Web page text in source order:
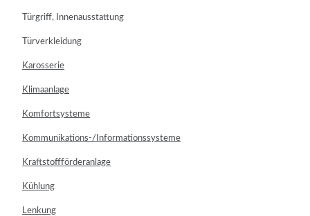
Türgriff, Innenausstattung
Türverkleidung
Karosserie
Klimaanlage
Komfortsysteme
Kommunikations-/Informationssysteme
Kraftstoffförderanlage
Kühlung
Lenkung